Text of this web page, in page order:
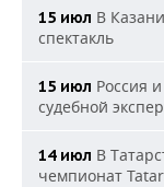
15 июл В
спектакль
15 июл Россия
судебной
14 июл В
чемпионат